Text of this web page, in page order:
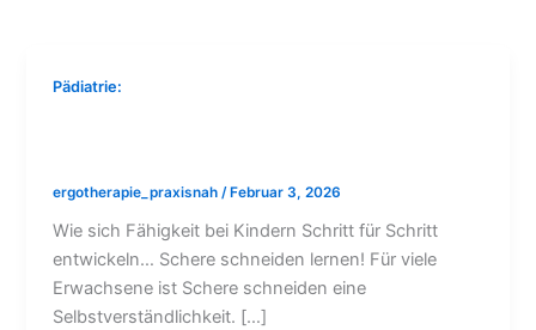
Pädiatrie:
ergotherapie_praxisnah /Februar 3, 2026
Wie sich Fähigkeit bei Kindern Schritt für Schritt
entwickeln… Schere schneiden lernen! Für viele
Erwachsene ist Schere schneiden eine
Selbstverständlichkeit. […]